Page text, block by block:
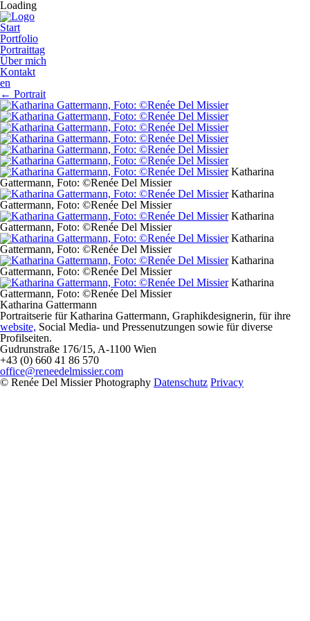
Loading
Start
Portfolio
Portraittag
Über mich
Kontakt
en
← Portrait
Katharina
Gattermann, Foto: ©Renée Del Missier
Katharina
Gattermann, Foto: ©Renée Del Missier
Katharina
Gattermann, Foto: ©Renée Del Missier
Katharina
Gattermann, Foto: ©Renée Del Missier
Katharina
Gattermann, Foto: ©Renée Del Missier
Katharina
Gattermann, Foto: ©Renée Del Missier
Katharina Gattermann
Portraitserie für Katharina Gattermann, Graphikdesignerin, für ihre
website, Social Media- und Pressenutzungen sowie für diverse
Profilseiten.
Gudrunstraße 176/15, A-1100 Wien
+43 (0) 660 41 86 570
office@reneedelmissier.com
© Renée Del Missier Photography Datenschutz Privacy